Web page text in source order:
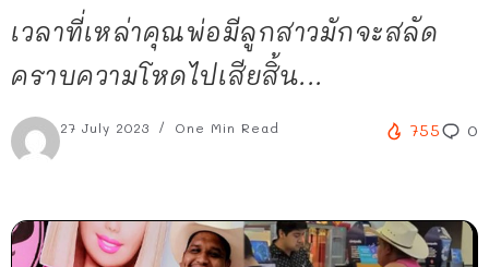
เวลาที่เหล่าคุณพ่อมีลูกสาวมักจะสลัด
คราบความโหดไปเสียสิ้น...
27 July 2023 One Min Read 755 0